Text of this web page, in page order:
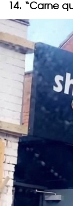
14. “Carne